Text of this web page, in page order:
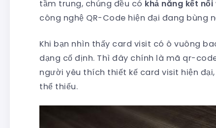
tầm trung, chúng đều có khả năng kết
công nghệ QR-Code hiện đại đang bùng
Khi bạn nhìn thấy card visit có ô vuông
dạng cố định. Thì đây chính là mã qr-
người yêu thích thiết kế card visit hiện
thể thiếu.